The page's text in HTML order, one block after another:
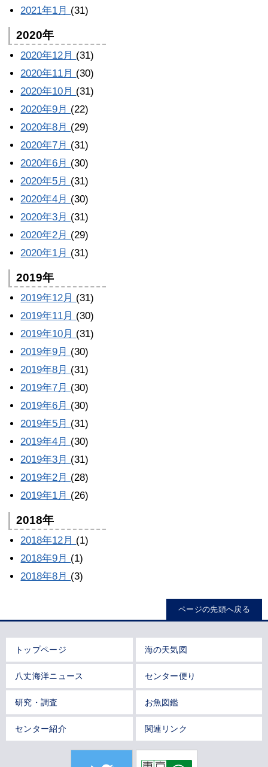
2021年1月 (31)
2020年
2020年12月 (31)
2020年11月 (30)
2020年10月 (31)
2020年9月 (22)
2020年8月 (29)
2020年7月 (31)
2020年6月 (30)
2020年5月 (31)
2020年4月 (30)
2020年3月 (31)
2020年2月 (29)
2020年1月 (31)
2019年
2019年12月 (31)
2019年11月 (30)
2019年10月 (31)
2019年9月 (30)
2019年8月 (31)
2019年7月 (30)
2019年6月 (30)
2019年5月 (31)
2019年4月 (30)
2019年3月 (31)
2019年2月 (28)
2019年1月 (26)
2018年
2018年12月 (1)
2018年9月 (1)
2018年8月 (3)
ページの先頭へ戻る
トップページ 海の天気図
八丈海洋ニュース センター便り
研究・調査 お魚図鑑
センター紹介 関連リンク